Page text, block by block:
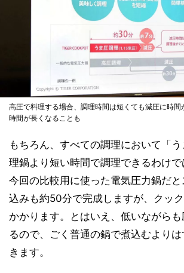
高圧で料理する場合、調理時間は短くても減圧に時間
時間が長くなることも
もちろん、すべての調理において「
理鍋より短い時間で調理できるわけで
今回の比較用に使った電気圧力鍋だ
込みも約50分で完成しますが、クッ
かかります。とはいえ、低いながら
るので、ごく普通の鍋で煮込むより
きます。